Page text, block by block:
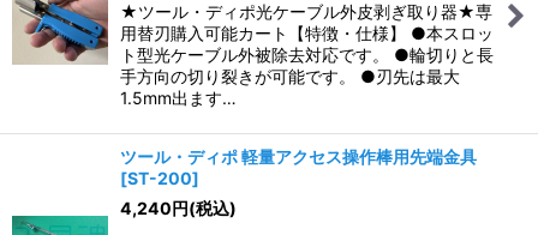
★ツール・ディポ光ケーブル外皮剥ぎ取り器★専
用替刃購入可能カート【特徴・仕様】 ●本スロッ
ト型光ケーブル外被除去対応です。 ●輪切りと長
手方向の切り裂きが可能です。 ●刃先は最大
1.5mm出ます…
ツール・ディポ 軽量アクセス操作棒用先端金具
[ST-200]
4,240円(税込)